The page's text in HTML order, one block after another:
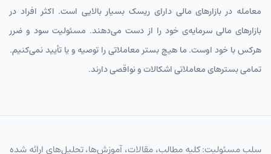
معامله در بازارهای مالی دارای ریسک بسیار بالایی است. اکثر افراد در
بازارهای مالی سرمایه‌ی خود را از دست می‌دهند. مسئولیت سود و ضرر
هرکس با خود اوست. ما هیچ بستر معاملاتی را توصیه و یا تأیید نمی‌کنیم.
تمامی بسترهای معاملاتی اشکالات و نواقصی دارند.
سلب مسئولیت: کلیه مطالب، مقالات، آموزش‌ها، تحلیل‌های ارائه شده